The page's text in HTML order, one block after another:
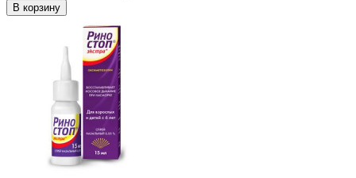
В корзину